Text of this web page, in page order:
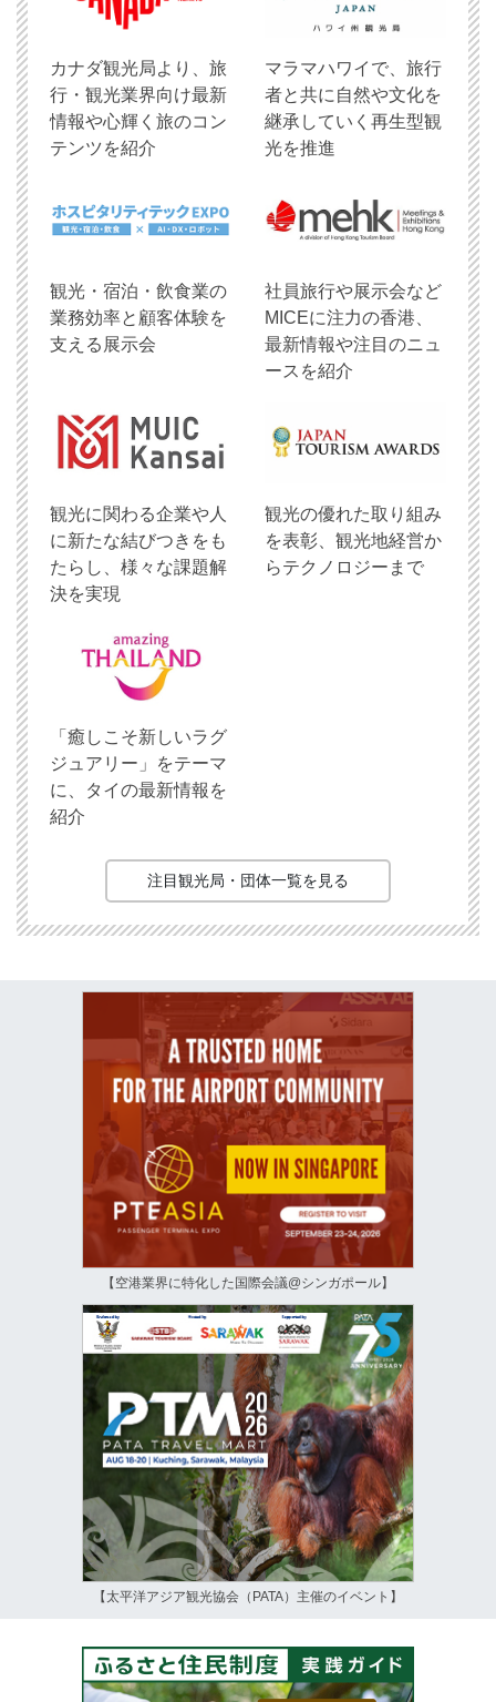
​カナダ観光局より、旅
行・観光業界向け最新
情報や心輝く旅のコン
テンツを紹介
マラマハワイで、旅行
者と共に自然や文化を
継承していく再生型観
光を推進
観光・宿泊・飲食業の
業務効率と顧客体験を
支える展示会
社員旅行や展示会など
MICEに注力の香港、
最新情報や注目のニュ
ースを紹介
観光に関わる企業や人
に新たな結びつきをも
たらし、様々な課題解
決を実現
観光の優れた取り組み
を表彰、観光地経営か
らテクノロジーまで
「癒しこそ新しいラグ
ジュアリー」をテーマ
に、タイの最新情報を
紹介
注目観光局・団体一覧を見る
【空港業界に特化した国際会議@シンガポール】
【太平洋アジア観光協会（PATA）主催のイベント】